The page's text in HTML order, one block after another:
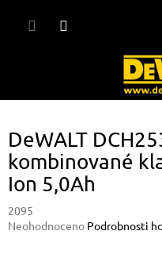
DeWALT
kombinované
Ion 5,0Ah
2095
Průměrné
Neohodnoceno Podrobnosti